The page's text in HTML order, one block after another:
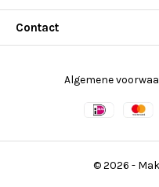
Contact
© 2026 -
Algemene